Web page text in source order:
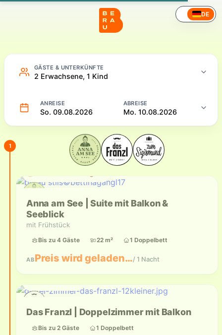
DE
GÄSTE & UNTERKÜNFTE
2 Erwachsene, 1 Kind
ANREISE
So. 09.08.2026
ABREISE
Mo. 10.08.2026
1
Verfügbare Unterkünfte
Anna am See | Suite mit Balkon &
Seeblick
mit Frühstück
Bis zu 4 Gäste 22 m² 1 Doppelbett
ABPreis wird geladen…/ 1 Nacht
Das Franzl | Doppelzimmer mit Balkon
Bis zu 2 Gäste 1 Doppelbett